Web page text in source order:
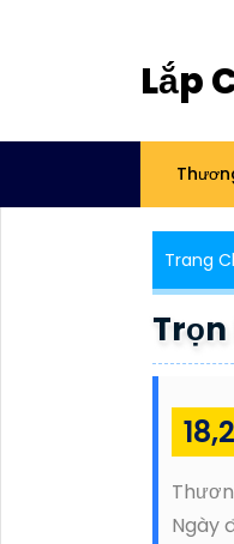
Lắp
Trang
Ngày